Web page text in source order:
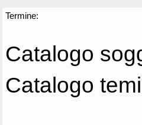
Termine:
Catalogo
Catalogo